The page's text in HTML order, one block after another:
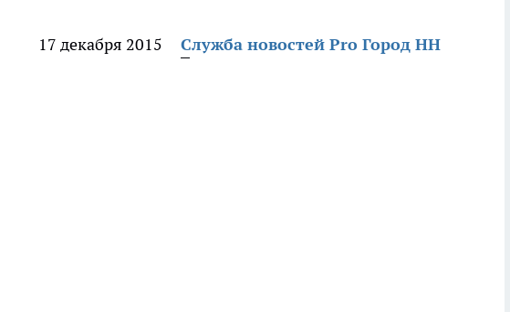
17 декабря 2015 Служба новостей Pro Город НН